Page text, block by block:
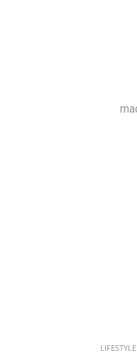
LIFESTYLE